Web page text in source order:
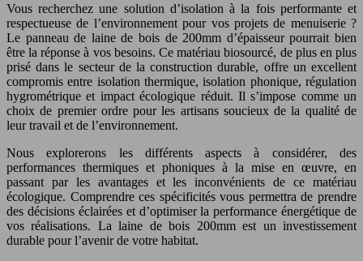
Vous recherchez une solution d’isolation à la fois performante et
respectueuse de l’environnement pour vos projets de menuiserie ?
Le panneau de laine de bois de 200mm d’épaisseur pourrait bien
être la réponse à vos besoins. Ce matériau biosourcé, de plus en plus
prisé dans le secteur de la construction durable, offre un excellent
compromis entre isolation thermique, isolation phonique, régulation
hygrométrique et impact écologique réduit. Il s’impose comme un
choix de premier ordre pour les artisans soucieux de la qualité de
leur travail et de l’environnement.
Nous explorerons les différents aspects à considérer, des
performances thermiques et phoniques à la mise en œuvre, en
passant par les avantages et les inconvénients de ce matériau
écologique. Comprendre ces spécificités vous permettra de prendre
des décisions éclairées et d’optimiser la performance énergétique de
vos réalisations. La laine de bois 200mm est un investissement
durable pour l’avenir de votre habitat.